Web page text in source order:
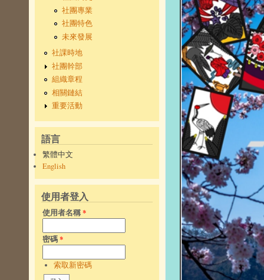
社團專業
社團特色
未來發展
社課時地
社團幹部
組織章程
相關鏈結
重要活動
語言
繁體中文
English
使用者登入
使用者名稱*
密碼*
索取新密碼